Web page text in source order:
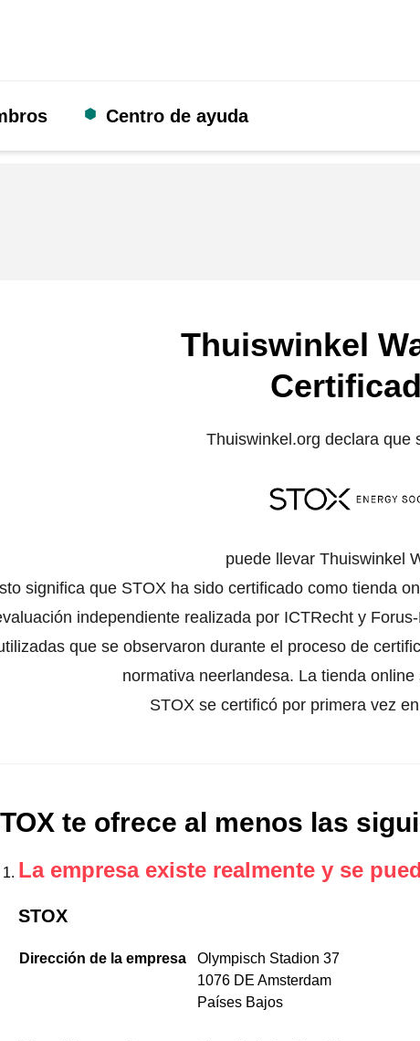
Centro de ayuda
Thuiswinkel
Thuiswinkel.org declara que
puede llevar Thuiswinkel
significa que STOX ha sido certificado como tienda
independiente realizada por ICTRecht y
que se observaron durante el proceso de
normativa neerlandesa. La tienda
STOX se certificó por primera vez
te ofrece al menos las
La empresa existe realmente y se
STOX
Dirección de la empresa
Olympisch Stadion 37
1076 DE Amsterdam
Países Bajos